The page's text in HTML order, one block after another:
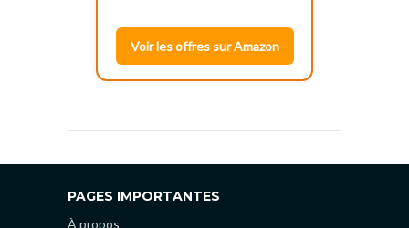
Voir les offres sur Amazon
PAGES IMPORTANTES
À propos